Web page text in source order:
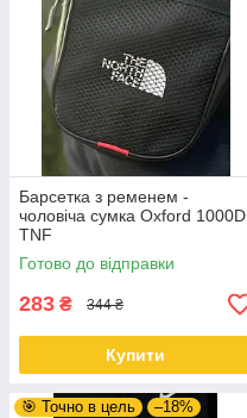
Барсетка з ременем -
чоловіча сумка Oxford 1000D
TNF
Готово до відправки
283 ₴ 344 ₴
Купити
🎯 Точно в цель –18%